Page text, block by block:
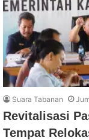
Suara Tabanan
Revitalisasi
Tempat